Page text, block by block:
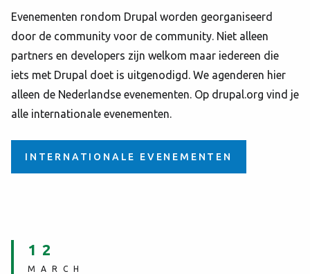
Evenementen rondom Drupal worden georganiseerd
door de community voor de community. Niet alleen
partners en developers zijn welkom maar iedereen die
iets met Drupal doet is uitgenodigd. We agenderen hier
alleen de Nederlandse evenementen. Op drupal.org vind je
alle internationale evenementen.
INTERNATIONALE EVENEMENTEN
12
MARCH